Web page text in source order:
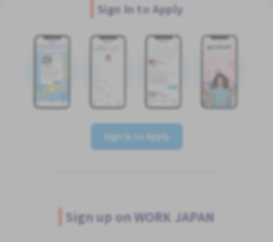
Sign In to Apply
Sign In to Apply
Sign up on WORK JAPAN